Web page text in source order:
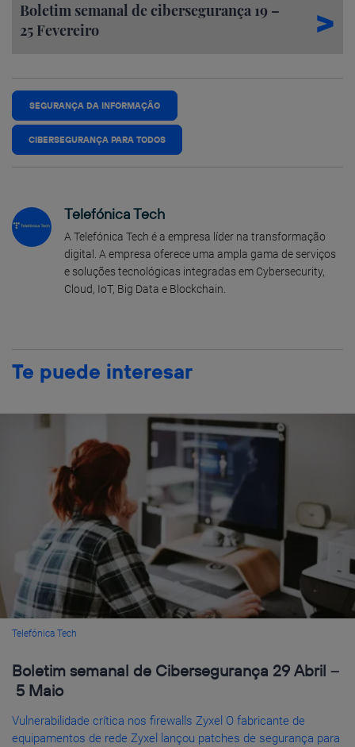
Boletim semanal de cibersegurança 19 –
25 Fevereiro
SEGURANÇA DA INFORMAÇÃO
CIBERSEGURANÇA PARA TODOS
Telefónica Tech
A Telefónica Tech é a empresa líder na transformação
digital. A empresa oferece uma ampla gama de serviços
e soluções tecnológicas integradas em Cybersecurity,
Cloud, IoT, Big Data e Blockchain.
Te puede interesar
Telefónica Tech
Boletim semanal de Cibersegurança 29 Abril –
5 Maio
Vulnerabilidade crítica nos firewalls Zyxel O fabricante de
equipamentos de rede Zyxel lançou patches de segurança para